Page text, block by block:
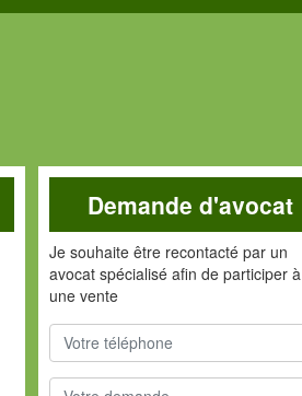
Demande d'avocat
Je souhaite être recontacté par un
avocat spécialisé afin de participer à
une vente